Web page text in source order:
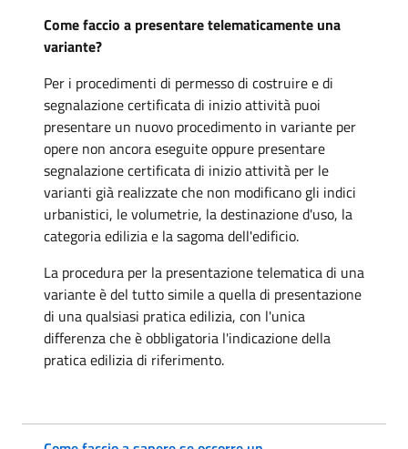
Come faccio a presentare telematicamente una
variante?
Per i procedimenti di permesso di costruire e di
segnalazione certificata di inizio attività puoi
presentare un nuovo procedimento in variante per
opere non ancora eseguite oppure presentare
segnalazione certificata di inizio attività per le
varianti già realizzate che non modificano gli indici
urbanistici, le volumetrie, la destinazione d'uso, la
categoria edilizia e la sagoma dell'edificio.
La procedura per la presentazione telematica di una
variante è del tutto simile a quella di presentazione
di una qualsiasi pratica edilizia, con l'unica
differenza che è obbligatoria l'indicazione della
pratica edilizia di riferimento.